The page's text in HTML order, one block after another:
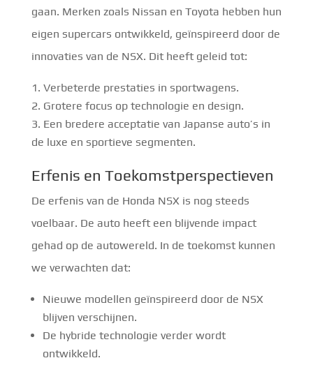
gaan. Merken zoals Nissan en Toyota hebben hun
eigen supercars ontwikkeld, geïnspireerd door de
innovaties van de NSX. Dit heeft geleid tot:
Verbeterde prestaties in sportwagens.
Grotere focus op technologie en design.
Een bredere acceptatie van Japanse auto’s in
de luxe en sportieve segmenten.
Erfenis en Toekomstperspectieven
De erfenis van de Honda NSX is nog steeds
voelbaar. De auto heeft een blijvende impact
gehad op de autowereld. In de toekomst kunnen
we verwachten dat:
Nieuwe modellen geïnspireerd door de NSX
blijven verschijnen.
De hybride technologie verder wordt
ontwikkeld.